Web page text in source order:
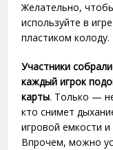
Желательно,
используйте в
пластиком колоду.
Участники
каждый игрок
карты. Только —
кто снимет
игровой емкости
Впрочем, можно